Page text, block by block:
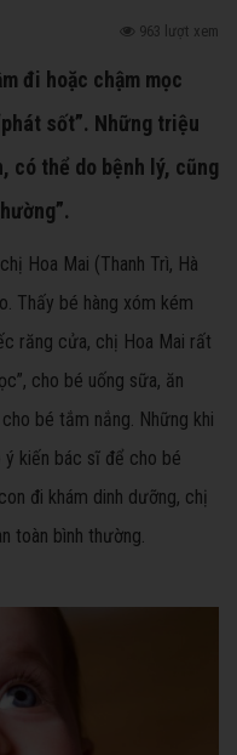
963 lượt xem
đi hoặc chậm mọc
sốt”. Những triệu
có thể do bệnh lý, cũng
Hoa Mai (Thanh Trì, Hà
Thấy bé hàng xóm kém
răng cửa, chị Hoa Mai rất
cho bé uống sữa, ăn
bé tắm nắng. Những khi
kiến bác sĩ để cho bé
đi khám dinh dưỡng, chị
toàn bình thường.